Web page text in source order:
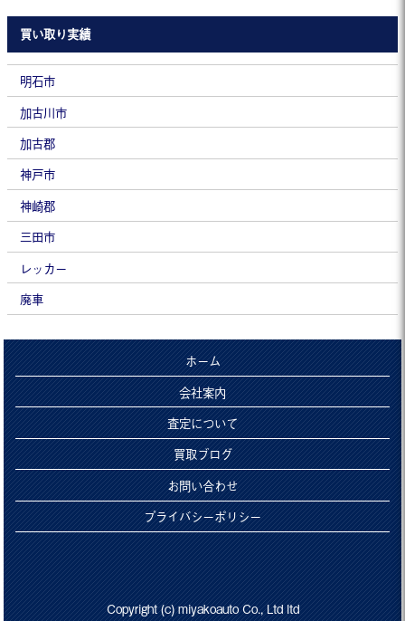
買い取り実績
明石市
加古川市
加古郡
神戸市
神崎郡
三田市
レッカー
廃車
ホーム
会社案内
査定について
買取ブログ
お問い合わせ
プライバシーポリシー
Copyright (c) miyakoauto Co., Ltd ltd